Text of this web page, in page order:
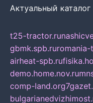
Актуальный
t25-tractor.ru
gbmk.spb.ruromania-
airheat-spb.ru
demo.home.nov.ru
comp-land.org